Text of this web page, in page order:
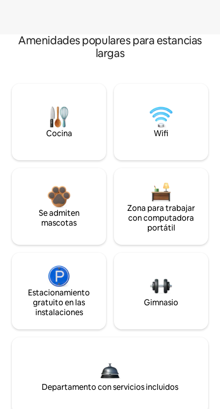
Amenidades populares para estancias
largas
Cocina Wifi
Se admiten
mascotas
Zona para trabajar
con computadora
portátil
Estacionamiento
gratuito en las
instalaciones
Gimnasio
Departamento con servicios incluidos